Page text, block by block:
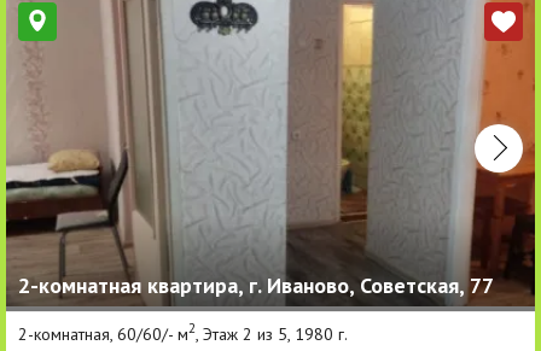
2-комнатная квартира, г. Иваново, Советская, 77
2-комнатная, 60/60/- м2, Этаж 2 из 5, 1980 г.